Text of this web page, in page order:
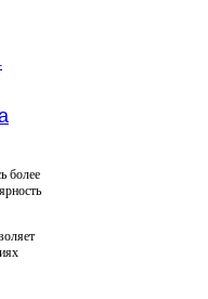
более